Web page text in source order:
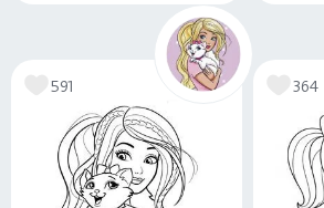
591 364